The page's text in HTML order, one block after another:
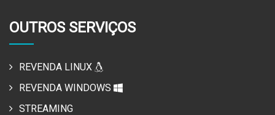
OUTROS SERVIÇOS
REVENDA LINUX
REVENDA WINDOWS
STREAMING